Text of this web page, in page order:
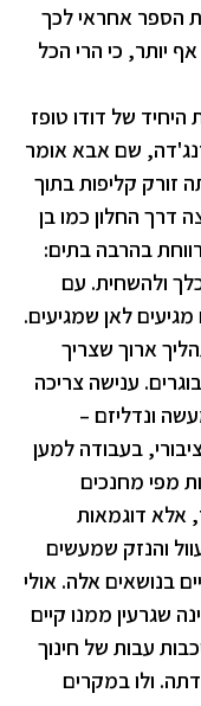
הספר אחראי לכך
יותר, כי הרי הכל
של דודו טופז
שם אבא אומר
זורק קליפות בתוך
דרך החלון כמו בן
בהרבה בתים:
ולהשחית. עם
לאן שמגיעים.
ארוך שצריך
ענישה צריכה
ונדליזם –
בעבודה למען
מפי מחנכים
אלא דוגמאות
והנזק שמעשים
בנושאים אלה. אולי
שגרעין ממנו קיים
עבות של חינוך
ולו במקרים